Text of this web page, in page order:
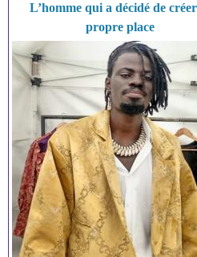
L’homme qui a décidé de
propre place